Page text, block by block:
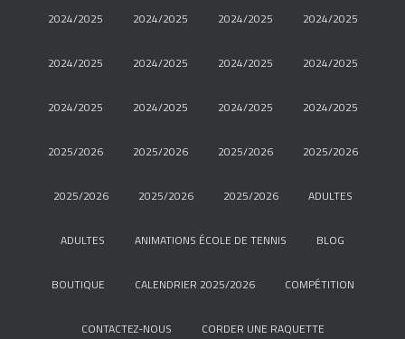
2024/2025 2024/2025 2024/2025 2024/2025
2024/2025 2024/2025 2024/2025 2024/2025
2024/2025 2024/2025 2024/2025 2024/2025
2025/2026 2025/2026 2025/2026 2025/2026
2025/2026 2025/2026 2025/2026 ADULTES
ADULTES ANIMATIONS ÉCOLE DE TENNIS BLOG
BOUTIQUE CALENDRIER 2025/2026 COMPÉTITION
CONTACTEZ-NOUS CORDER UNE RAQUETTE